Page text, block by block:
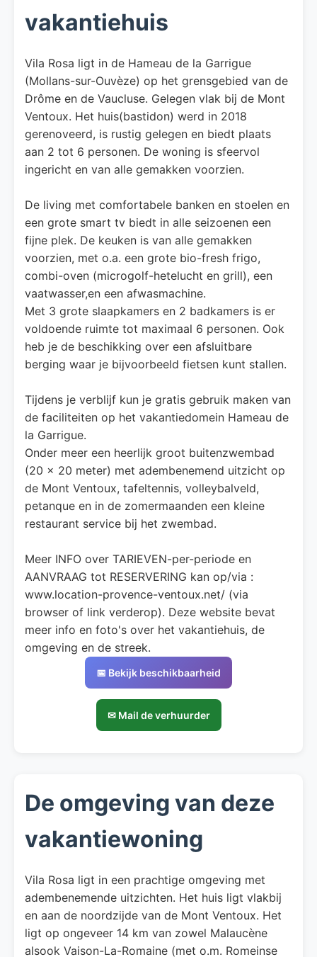
vakantiehuis
Vila Rosa ligt in de Hameau de la Garrigue
(Mollans-sur-Ouvèze) op het grensgebied van de
Drôme en de Vaucluse. Gelegen vlak bij de Mont
Ventoux. Het huis(bastidon) werd in 2018
gerenoveerd, is rustig gelegen en biedt plaats
aan 2 tot 6 personen. De woning is sfeervol
ingericht en van alle gemakken voorzien.
De living met comfortabele banken en stoelen en
een grote smart tv biedt in alle seizoenen een
fijne plek. De keuken is van alle gemakken
voorzien, met o.a. een grote bio-fresh frigo,
combi-oven (microgolf-hetelucht en grill), een
vaatwasser,en een afwasmachine.
Met 3 grote slaapkamers en 2 badkamers is er
voldoende ruimte tot maximaal 6 personen. Ook
heb je de beschikking over een afsluitbare
berging waar je bijvoorbeeld fietsen kunt stallen.
Tijdens je verblijf kun je gratis gebruik maken van
de faciliteiten op het vakantiedomein Hameau de
la Garrigue.
Onder meer een heerlijk groot buitenzwembad
(20 x 20 meter) met adembenemend uitzicht op
de Mont Ventoux, tafeltennis, volleybalveld,
petanque en in de zomermaanden een kleine
restaurant service bij het zwembad.
Meer INFO over TARIEVEN-per-periode en
AANVRAAG tot RESERVERING kan op/via :
www.location-provence-ventoux.net/ (via
browser of link verderop). Deze website bevat
meer info en foto's over het vakantiehuis, de
omgeving en de streek.
📅 Bekijk beschikbaarheid
✉ Mail de verhuurder
De omgeving van deze
vakantiewoning
Vila Rosa ligt in een prachtige omgeving met
adembenemende uitzichten. Het huis ligt vlakbij
en aan de noordzijde van de Mont Ventoux. Het
ligt op ongeveer 14 km van zowel Malaucène
alsook Vaison-La-Romaine (met o.m. Romeinse